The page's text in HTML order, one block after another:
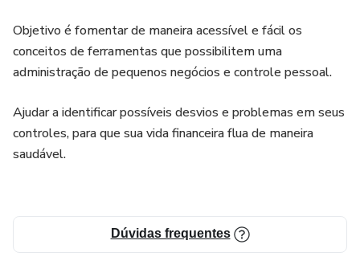
Objetivo é fomentar de maneira acessível e fácil os
conceitos de ferramentas que possibilitem uma
administração de pequenos negócios e controle pessoal.
Ajudar a identificar possíveis desvios e problemas em seus
controles, para que sua vida financeira flua de maneira
saudável.
Dúvidas frequentes